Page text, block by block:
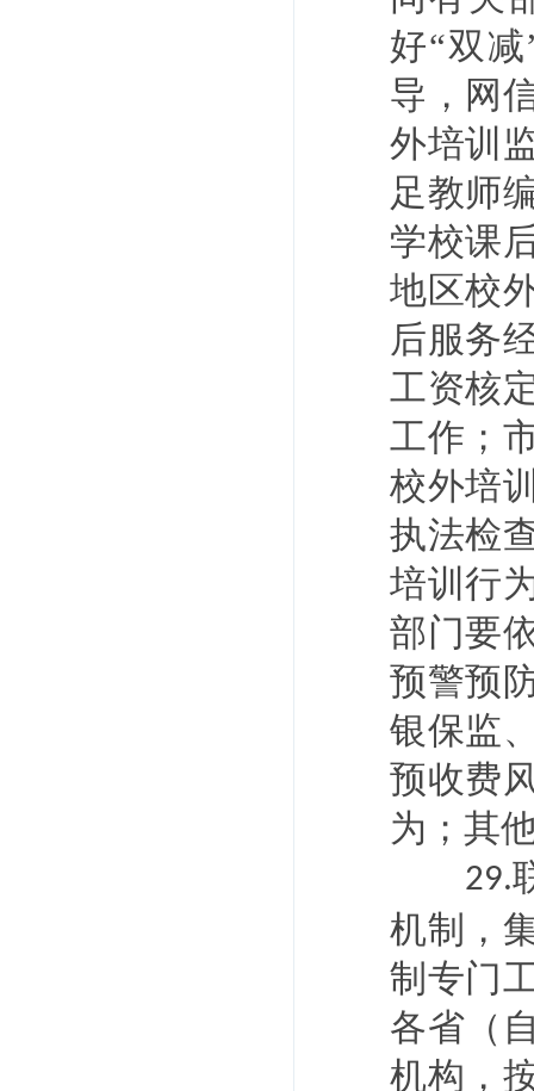
好“双
导，网
外培训
足教师
学校课
地区校
后服务
工资核
工作；
校外培
执法检
培训行
部门要
预警预
银保监
预收费
为；其
29.
机制，
制专门
各省（
机构，